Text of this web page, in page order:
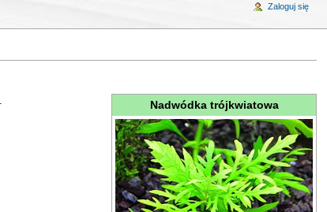
Nadwódka trójkwiatowa
Zaloguj się